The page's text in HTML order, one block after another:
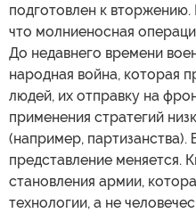
подготовлен к вторжению.
что молниеносная
До недавнего времени
народная война, которая
людей, их отправку на
применения стратегий
(например, партизанства).
представление меняется.
становления армии,
технологии, а не